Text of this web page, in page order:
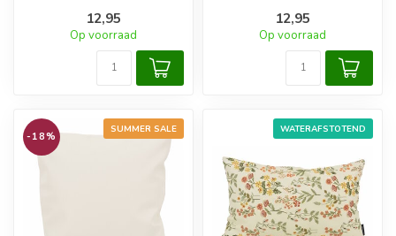
12,95
Op voorraad
12,95
Op voorraad
SUMMER SALE
-18%
WATERAFSTOTEND